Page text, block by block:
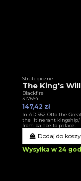
Strategiczne
The King's Will
Blackfire
3T7664
147,42 zł
In AD 962 Otto the
the 'itinerant kingship,'
from palace to palace.
Dodaj do
Wysyłka w 24